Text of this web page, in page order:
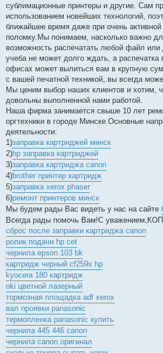
сублимационные принтеры и другие. Сам
использованием новейших технологий,
ближайшее время даже при очень
поломку.Мы понимаем, насколько важно
возможность распечатать любой файл или
учеба не может долго ждать, а распечатка
офисах может вылиться вам в крупную
с вашей печатной техникой, вы всегда
Мы ценим выбор наших клиентов и хотим,
довольны выполненной нами работой.
Наша фирма занимается свыше 10 лет
оргтехники в городе Минске.Основные
деятельности:
1)заправка картриджей минск
2)hp заправка картриджей
3)заправка картриджа canon
4)brother принтер картридж
5)заправка xerox phaser
6)ремонт принтеров минск
Мы будем рады Вас видеть у нас на сайте
Всегда рады помочь Вам!С
сброс после заправки картриджа canon
ролик подачи hp cet
чернила epson 103 bk
картридж черный cf259x hp
kyocera 180 картридж
oki цветной лазерный
тормозная площадка adf xerox
вал проявки panasonic
термопленка panasonic купить
чернила 445 446 canon
чернила canon оригинал